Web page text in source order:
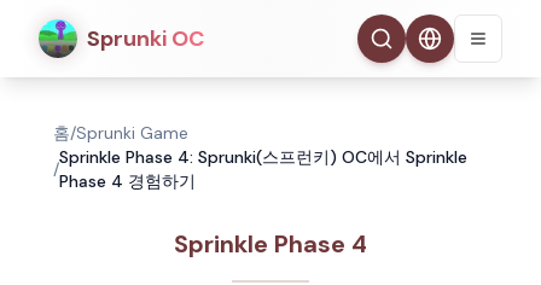
Sprunki OC
홈/Sprunki Game
/
Sprinkle Phase 4: Sprunki(스프런키) OC에서 Sprinkle
Phase 4 경험하기
Sprinkle Phase 4